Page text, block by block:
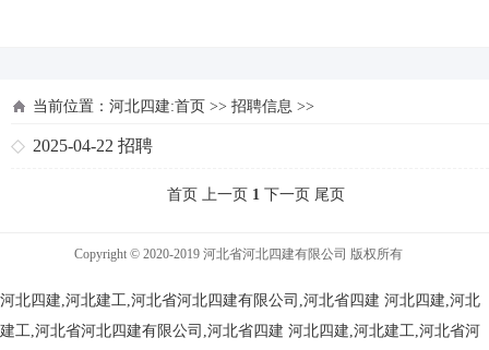
当前位置： 河北四建:首页 >> 招聘信息 >>
2025-04-22 招聘
首页 上一页 1 下一页 尾页
Copyright © 2020-2019 河北省河北四建有限公司 版权所有
河北四建,河北建工,河北省河北四建有限公司,河北省四建 河北四建,河北
建工,河北省河北四建有限公司,河北省四建 河北四建,河北建工,河北省河